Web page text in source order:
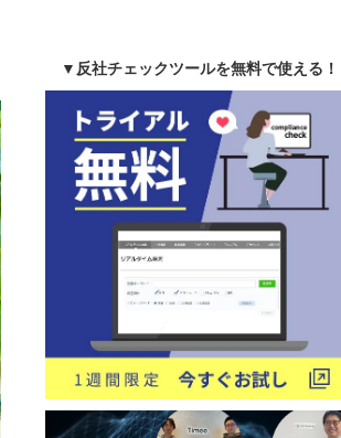
▼反社チェックツールを無料で使える！